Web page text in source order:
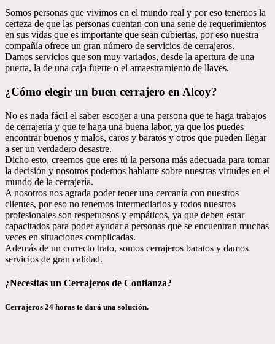
Somos personas que vivimos en el mundo real y por eso tenemos la
certeza de que las personas cuentan con una serie de requerimientos
en sus vidas que es importante que sean cubiertas, por eso nuestra
compañía ofrece un gran número de servicios de cerrajeros.
Damos servicios que son muy variados, desde la apertura de una
puerta, la de una caja fuerte o el amaestramiento de llaves.
¿Cómo elegir un buen cerrajero en Alcoy?
No es nada fácil el saber escoger a una persona que te haga trabajos
de cerrajería y que te haga una buena labor, ya que los puedes
encontrar buenos y malos, caros y baratos y otros que pueden llegar
a ser un verdadero desastre.
Dicho esto, creemos que eres tú la persona más adecuada para tomar
la decisión y nosotros podemos hablarte sobre nuestras virtudes en el
mundo de la cerrajería.
A nosotros nos agrada poder tener una cercanía con nuestros
clientes, por eso no tenemos intermediarios y todos nuestros
profesionales son respetuosos y empáticos, ya que deben estar
capacitados para poder ayudar a personas que se encuentran muchas
veces en situaciones complicadas.
Además de un correcto trato, somos cerrajeros baratos y damos
servicios de gran calidad.
¿Necesitas un Cerrajeros de Confianza?
Cerrajeros 24 horas te dará una solución.